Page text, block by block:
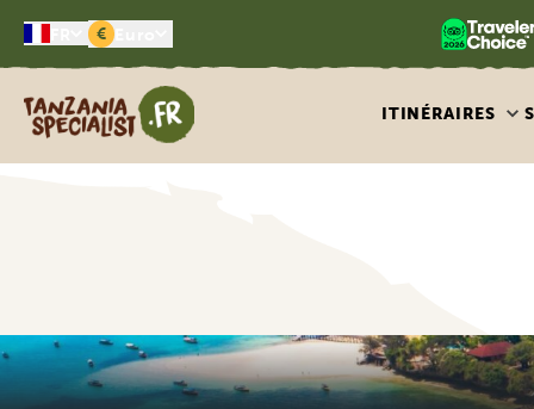
€
Tanzania Specialist
ITINÉRAIRES